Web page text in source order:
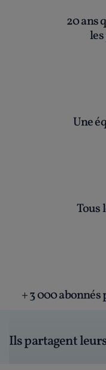
20 ans
Une
Tous
+ 3 000
Ils partagent